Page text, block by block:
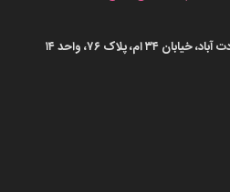
ام، پلاک ۷۶، واحد ۱۴